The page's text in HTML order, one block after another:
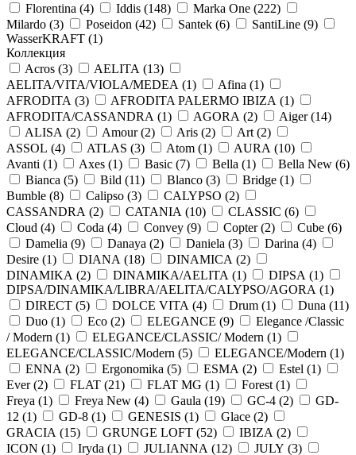
Florentina (4) Iddis (148) Marka One (222)
Milardo (3) Poseidon (42) Santek (6) SantiLine (9)
WasserKRAFT (1)
Коллекция
Acros (3) AELITA (13)
AELITA/VITA/VIOLA/MEDEA (1) Afina (1)
AFRODITA (3) AFRODITA PALERMO IBIZA (1)
AFRODITA/CASSANDRA (1) AGORA (2) Aiger (14)
ALISA (2) Amour (2) Aris (2) Art (2)
ASSOL (4) ATLAS (3) Atom (1) AURA (10)
Avanti (1) Axes (1) Basic (7) Bella (1) Bella New (6)
Bianca (5) Bild (11) Blanco (3) Bridge (1)
Bumble (8) Calipso (3) CALYPSO (2)
CASSANDRA (2) CATANIA (10) CLASSIC (6)
Cloud (4) Coda (4) Convey (9) Copter (2) Cube (6)
Damelia (9) Danaya (2) Daniela (3) Darina (4)
Desire (1) DIANA (18) DINAMICA (2)
DINAMIKA (2) DINAMIKA/AELITA (1) DIPSA (1)
DIPSA/DINAMIKA/LIBRA/AELITA/CALYPSO/AGORA (1)
DIRECT (5) DOLCE VITA (4) Drum (1) Duna (11)
Duo (1) Eco (2) ELEGANCE (9)
Elegance /Classic
/ Modern (1) ELEGANCE/CLASSIC/ Modern (1)
ELEGANCE/CLASSIC/Modern (5) ELEGANCE/Modern (1)
ENNA (2) Ergonomika (5) ESMA (2) Estel (1)
Ever (2) FLAT (21) FLAT MG (1) Forest (1)
Freya (1) Freya New (4) Gaula (19) GC-4 (2)
GD-
12 (1) GD-8 (1) GENESIS (1) Glace (2)
GRACIA (15) GRUNGE LOFT (52) IBIZA (2)
ICON (1) Iryda (1) JULIANNA (12) JULY (3)